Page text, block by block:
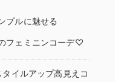
プルに魅せる
フェミニンコーデ♡
イルアップ高見えコ